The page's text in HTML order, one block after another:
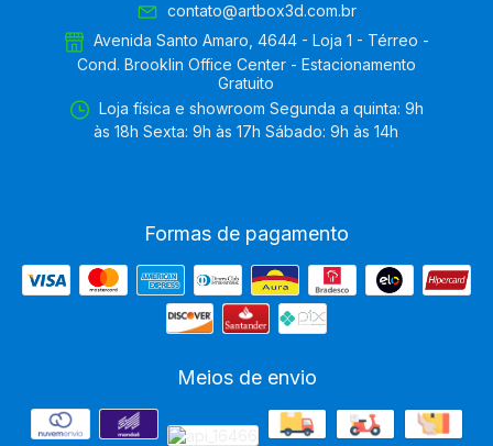
contato@artbox3d.com.br
Avenida Santo Amaro, 4644 - Loja 1 - Térreo -
Cond. Brooklin Office Center - Estacionamento
Gratuito
Loja física e showroom Segunda a quinta: 9h
às 18h Sexta: 9h às 17h Sábado: 9h às 14h
Formas de pagamento
Meios de envio